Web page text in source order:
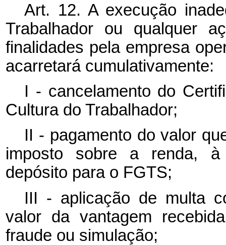
Art. 12. A execução
Trabalhador ou qualquer
finalidades pela empresa
acarretará cumulativamente:
I - cancelamento do
Cultura do Trabalhador;
II - pagamento do valor
imposto sobre a renda, à
depósito para o FGTS;
III - aplicação de multa
valor da vantagem
fraude ou simulação;